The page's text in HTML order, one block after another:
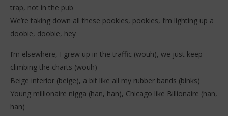
trap, not in the pub
We’re taking down all these pookies, pookies, I’m lighting up a
doobie, doobie, hey
I’m elsewhere, I grew up in the traffic (wouh), we just keep
climbing the charts (wouh)
Beige interior (beige), a bit like all my rubber bands (binks)
Young millionaire nigga (han, han), Chicago like Billionaire (han,
han)